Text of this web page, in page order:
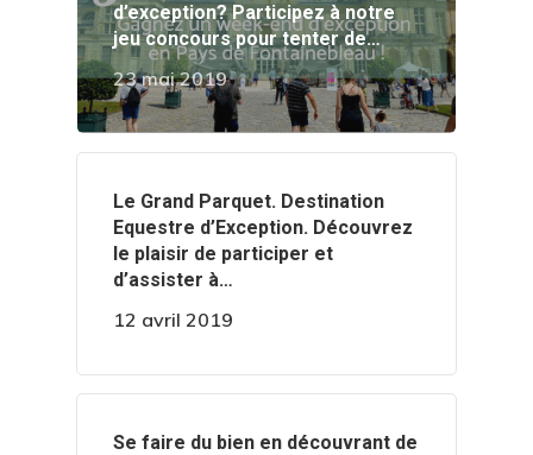
d’exception? Participez à notre
jeu concours pour tenter de…
23 mai 2019
‍️Le Grand Parquet. Destination
Equestre d’Exception. Découvrez
le plaisir de participer et
d’assister à…
12 avril 2019
‍️Se faire du bien en découvrant de